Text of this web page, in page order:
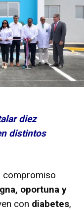
diez
distintos
compromiso
oportuna y
con diabetes,